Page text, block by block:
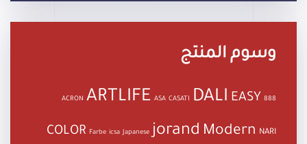
وسوم المنتج
888
ACRON ARTLIFE ASA CASATI DALI EASY
COLOR Farbe icsa Japanese jorand Modern NARI